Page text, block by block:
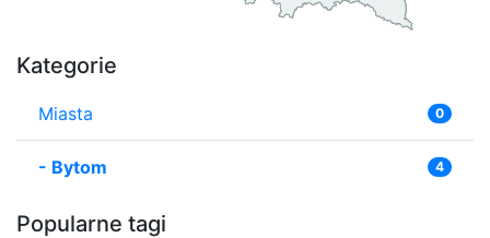
Kategorie
Miasta 0
- Bytom 4
Popularne tagi